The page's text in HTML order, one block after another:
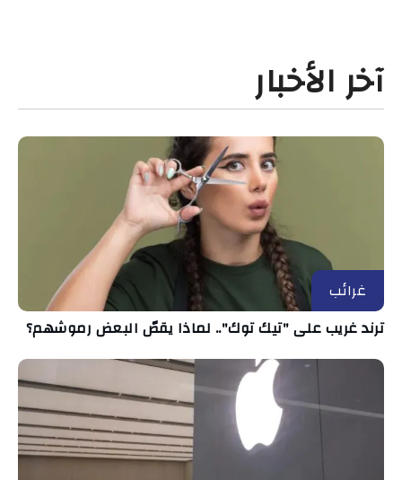
آخر الأخبار
غرائب
ترند غريب على "تيك توك".. لماذا يقصّ البعض رموشهم؟